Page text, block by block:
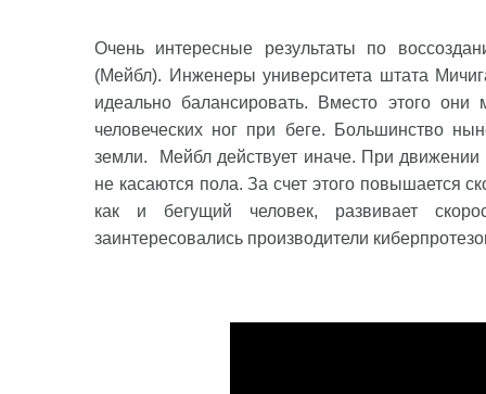
Очень интересные результаты по
(Мейбл). Инженеры университета штата
идеально балансировать. Вместо этого они
человеческих ног при беге. Большинство
земли. Мейбл действует иначе. При
не касаются пола. За счет этого повышается
как и бегущий человек, развивает
заинтересовались производители